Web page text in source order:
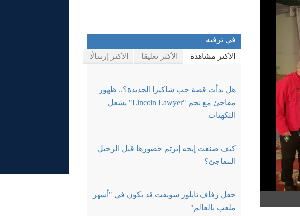
في ترفيه
الأكثر مشاهدة الأكثر تعليقا الأكثر إرسالًا
هل بدأت قصة حب شاكيرا الجديدة؟.. ظهور
مفاجئ مع نجم "Lincoln Lawyer" يشعل
التكهنات
كيف صنعت إيجه إيرتم حضورها قبل الرحيل
المفاجئ؟
حفل زفاف تايلور سويفت قد يكون في "أشهر
ملعب بالعالم"